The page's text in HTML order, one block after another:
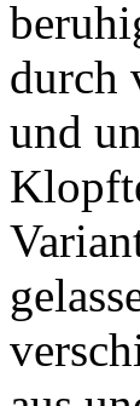
durch
und